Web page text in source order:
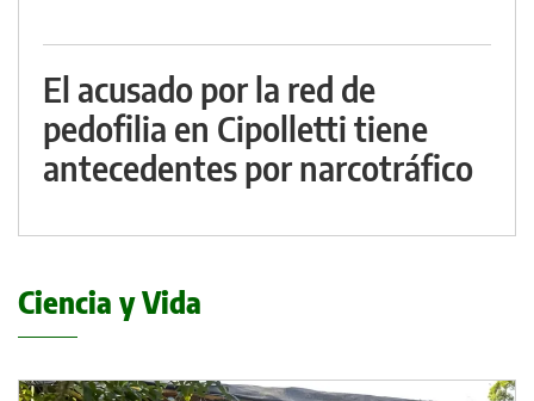
El acusado por la red de
pedofilia en Cipolletti tiene
antecedentes por narcotráfico
Ciencia y Vida